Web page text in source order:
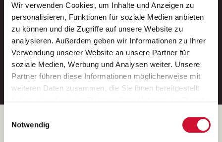
Wir verwenden Cookies, um Inhalte und Anzeigen zu
personalisieren, Funktionen für soziale Medien anbieten
zu können und die Zugriffe auf unsere Website zu
analysieren. Außerdem geben wir Informationen zu Ihrer
Verwendung unserer Website an unsere Partner für
soziale Medien, Werbung und Analysen weiter. Unsere
Partner führen diese Informationen möglicherweise mit
weiteren Daten zusammen, die Sie ihnen bereitgestellt
Wenn Sie auf „Cookies zulassen“ klicken, so stimmen
Sie der Speicherung sämtlicher Cookies zu. Sie können
Notwendig
Neue Stellen per E-Mail.
Ein kostenloser Service von AWO
Jobs.
E-Mail-Adresse eintragen
Betreiber der Webseite